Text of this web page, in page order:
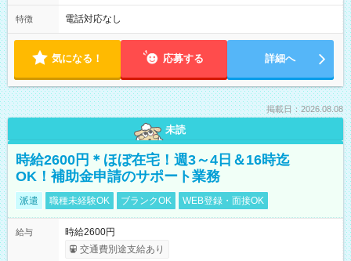
特徴 電話対応なし
気になる！ 応募する 詳細へ
掲載日：2026.08.08
未読
時給2600円＊ほぼ在宅！週3～4日＆16時迄
OK！補助金申請のサポート業務
派遣 職種未経験OK ブランクOK WEB登録・面接OK
給与
時給2600円
交通費別途支給あり